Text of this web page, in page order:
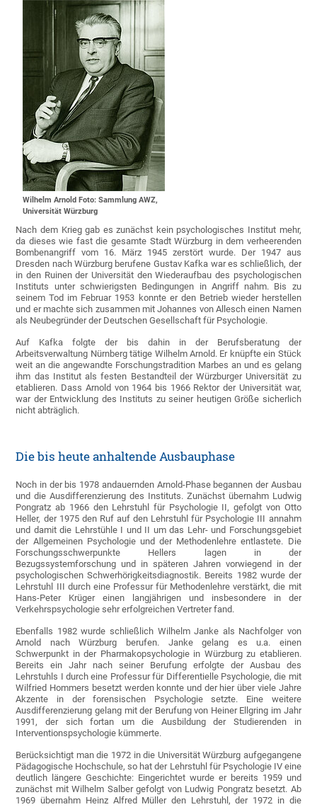
Wilhelm Arnold Foto: Sammlung AWZ,
Universität Würzburg
Nach dem Krieg gab es zunächst kein psychologisches Institut mehr,
da dieses wie fast die gesamte Stadt Würzburg in dem verheerenden
Bombenangriff vom 16. März 1945 zerstört wurde. Der 1947 aus
Dresden nach Würzburg berufene Gustav Kafka war es schließlich, der
in den Ruinen der Universität den Wiederaufbau des psychologischen
Instituts unter schwierigsten Bedingungen in Angriff nahm. Bis zu
seinem Tod im Februar 1953 konnte er den Betrieb wieder herstellen
und er machte sich zusammen mit Johannes von Allesch einen Namen
als Neubegründer der Deutschen Gesellschaft für Psychologie.
Auf Kafka folgte der bis dahin in der Berufsberatung der
Arbeitsverwaltung Nürnberg tätige Wilhelm Arnold. Er knüpfte ein Stück
weit an die angewandte Forschungstradition Marbes an und es gelang
ihm das Institut als festen Bestandteil der Würzburger Universität zu
etablieren. Dass Arnold von 1964 bis 1966 Rektor der Universität war,
war der Entwicklung des Instituts zu seiner heutigen Größe sicherlich
nicht abträglich.
Die bis heute anhaltende Ausbauphase
Noch in der bis 1978 andauernden Arnold-Phase begannen der Ausbau
und die Ausdifferenzierung des Instituts. Zunächst übernahm Ludwig
Pongratz ab 1966 den Lehrstuhl für Psychologie II, gefolgt von Otto
Heller, der 1975 den Ruf auf den Lehrstuhl für Psychologie III annahm
und damit die Lehrstühle I und II um das Lehr- und Forschungsgebiet
der Allgemeinen Psychologie und der Methodenlehre entlastete. Die
Forschungsschwerpunkte Hellers lagen in der
Bezugssystemforschung und in späteren Jahren vorwiegend in der
psychologischen Schwerhörigkeitsdiagnostik. Bereits 1982 wurde der
Lehrstuhl III durch eine Professur für Methodenlehre verstärkt, die mit
Hans-Peter Krüger einen langjährigen und insbesondere in der
Verkehrspsychologie sehr erfolgreichen Vertreter fand.
Ebenfalls 1982 wurde schließlich Wilhelm Janke als Nachfolger von
Arnold nach Würzburg berufen. Janke gelang es u.a. einen
Schwerpunkt in der Pharmakopsychologie in Würzburg zu etablieren.
Bereits ein Jahr nach seiner Berufung erfolgte der Ausbau des
Lehrstuhls I durch eine Professur für Differentielle Psychologie, die mit
Wilfried Hommers besetzt werden konnte und der hier über viele Jahre
Akzente in der forensischen Psychologie setzte. Eine weitere
Ausdifferenzierung gelang mit der Berufung von Heiner Ellgring im Jahr
1991, der sich fortan um die Ausbildung der Studierenden in
Interventionspsychologie kümmerte.
Berücksichtigt man die 1972 in die Universität Würzburg aufgegangene
Pädagogische Hochschule, so hat der Lehrstuhl für Psychologie IV eine
deutlich längere Geschichte: Eingerichtet wurde er bereits 1959 und
zunächst mit Wilhelm Salber gefolgt von Ludwig Pongratz besetzt. Ab
1969 übernahm Heinz Alfred Müller den Lehrstuhl, der 1972 in die